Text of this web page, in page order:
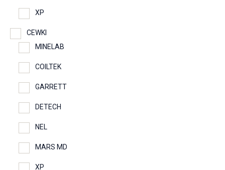
XP
CEWKI
MINELAB
COILTEK
GARRETT
DETECH
NEL
MARS MD
XP